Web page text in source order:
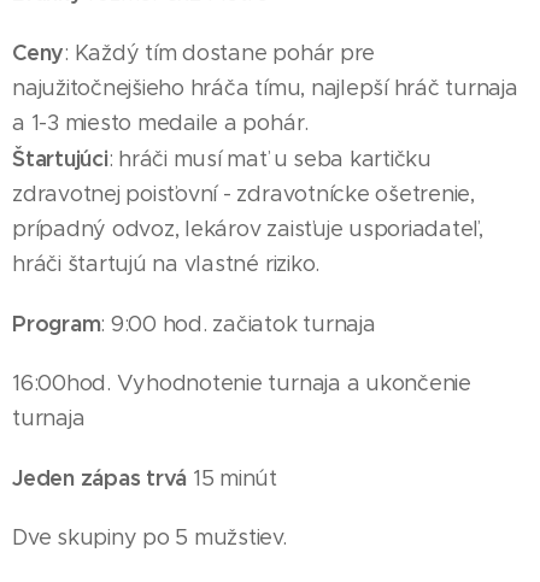
Ceny: Každý tím dostane pohár pre
najužitočnejšieho hráča tímu, najlepší hráč turnaja
a 1-3 miesto medaile a pohár.
Štartujúci: hráči musí mať u seba kartičku
zdravotnej poisťovní - zdravotnícke ošetrenie,
prípadný odvoz, lekárov zaisťuje usporiadateľ,
hráči štartujú na vlastné riziko.
Program: 9:00 hod. začiatok turnaja
16:00hod. Vyhodnotenie turnaja a ukončenie
turnaja
Jeden zápas trvá 15 minút
Dve skupiny po 5 mužstiev.